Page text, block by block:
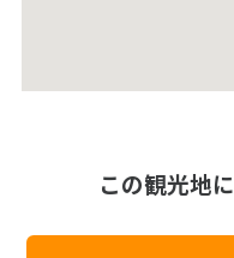
この観光地